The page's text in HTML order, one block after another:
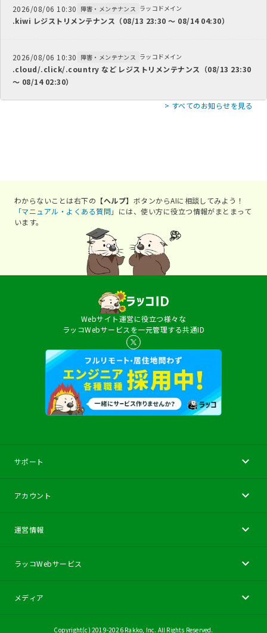
2026/08/06 10:30 障害・メンテナンス ラッコドメイン
.kiwi レジストリメンテナンス（08/13 23:30 ～ 08/14 04:30）
2026/08/06 10:30 障害・メンテナンス ラッコドメイン
.cloud/.click/.country など レジストリメンテナンス（08/13 23:30
～ 08/14 02:30）
> すべてのお知らせを見る
わからないことは右下の 【ヘルプ】 ボタンからAIに相談してみよう！
「マニュアル・よくある質問」 には、使い方に役立つ情報がまとまって
います。
Webサイト運営に役立つ様々な
ラッコWebサービスを一元管理する共通ID
サポート
アカウント
運営情報
ラッコWebサービス
メディア
Copyright(c) 2019-2026 Rakko, Inc. All Rights Reserved.